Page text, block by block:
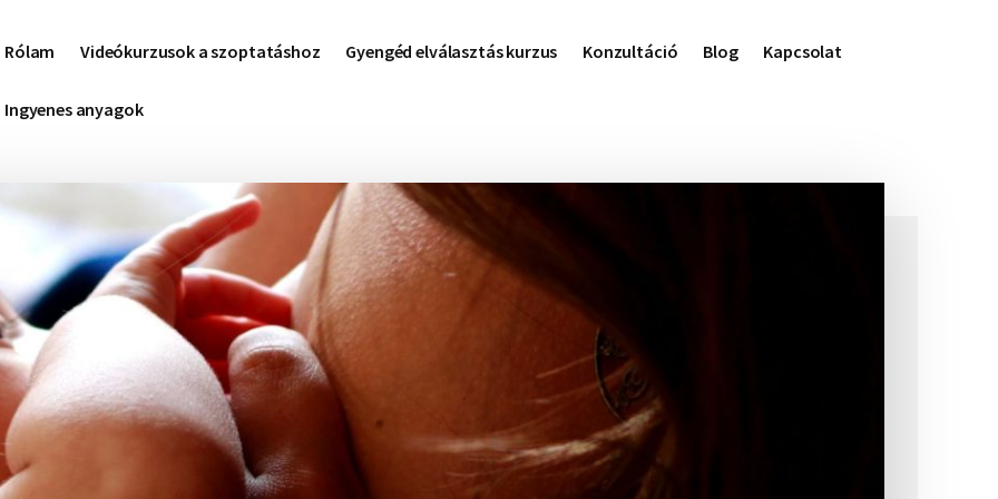
Rólam Videókurzusok a szoptatáshoz Gyengéd elválasztás kurzus Konzultáció Blog Kapcsolat
Ingyenes anyagok